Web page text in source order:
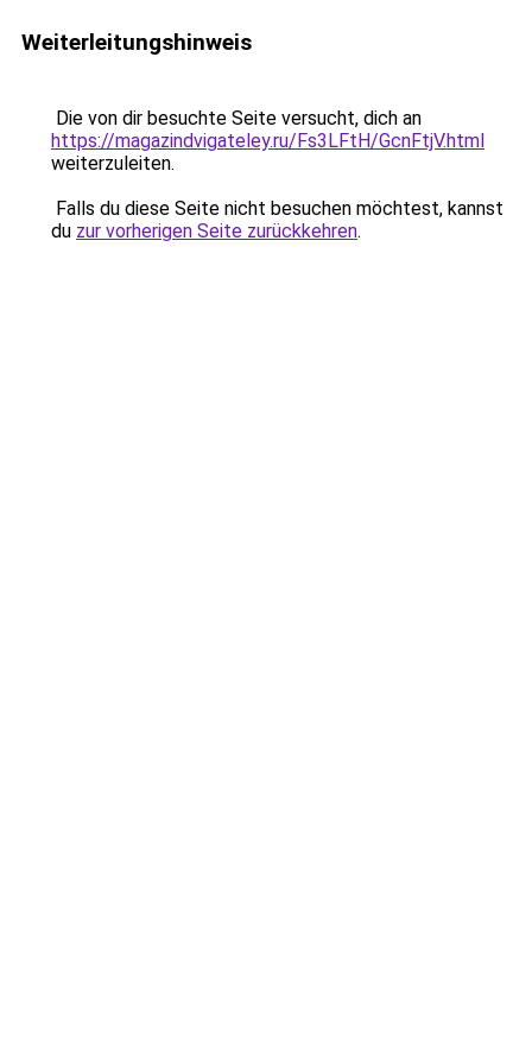
Weiterleitungshinweis
Die von dir besuchte Seite versucht, dich an
https://magazindvigateley.ru/Fs3LFtH/GcnFtjV.html
weiterzuleiten.
Falls du diese Seite nicht besuchen möchtest, kannst
du zur vorherigen Seite zurückkehren.